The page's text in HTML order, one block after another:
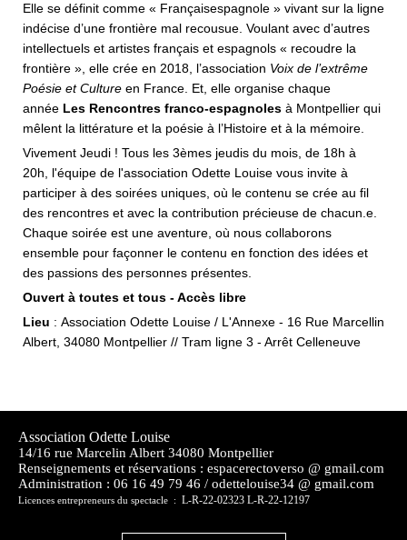
Elle se définit comme « Françaisespagnole » vivant sur la ligne
indécise d’une frontière mal recousue. Voulant avec d’autres
intellectuels et artistes français et espagnols « recoudre la
frontière », elle crée en 2018, l’association Voix de l’extrême
Poésie et Culture en France. Et, elle organise chaque
année Les Rencontres franco-espagnoles à Montpellier qui
mêlent la littérature et la poésie à l’Histoire et à la mémoire.
Vivement Jeudi ! Tous les 3èmes jeudis du mois, de 18h à
20h, l'équipe de l'association Odette Louise vous invite à
participer à des soirées uniques, où le contenu se crée au fil
des rencontres et avec la contribution précieuse de chacun.e.
Chaque soirée est une aventure, où nous collaborons
ensemble pour façonner le contenu en fonction des idées et
des passions des personnes présentes.
Ouvert à toutes et tous - Accès libre
Lieu : Association Odette Louise / L'Annexe - 16 Rue Marcellin
Albert, 34080 Montpellier // Tram ligne 3 - Arrêt Celleneuve
Association Odette Louise
14/16 rue Marcelin Albert 34080 Montpellier
Renseignements et réservations : espacerectoverso @ gmail.com
Administration : 06 16 49 79 46 / odettelouise34 @ gmail.com
Licences entrepreneurs du spectacle : L-R-22-02323 L-R-22-12197